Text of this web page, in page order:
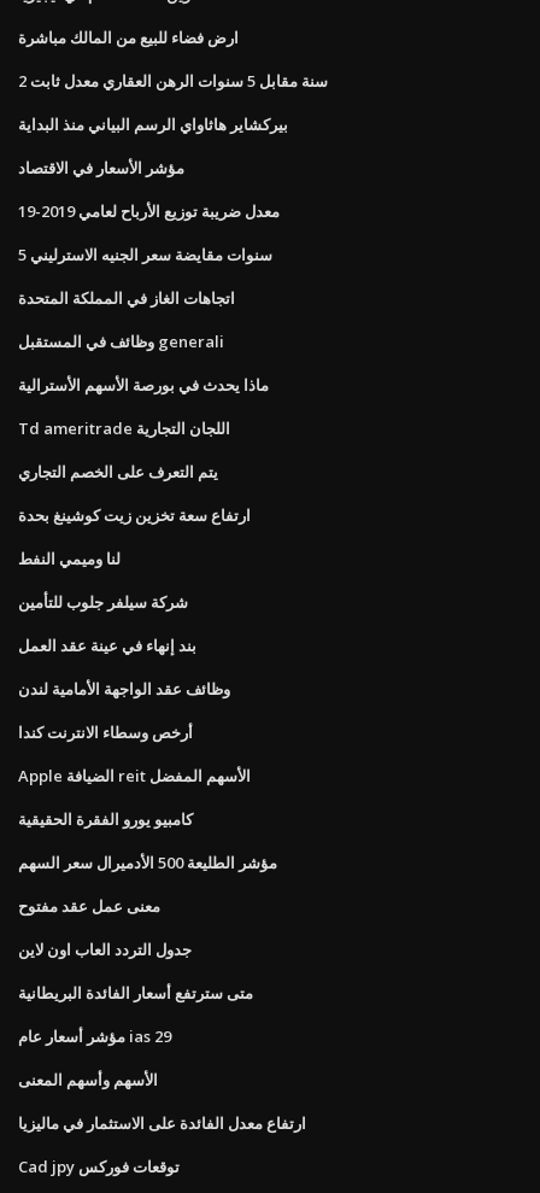
ارض فضاء للبيع من المالك مباشرة
2 سنة مقابل 5 سنوات الرهن العقاري معدل ثابت
بيركشاير هاثاواي الرسم البياني منذ البداية
مؤشر الأسعار في الاقتصاد
معدل ضريبة توزيع الأرباح لعامي 2019-19
5 سنوات مقايضة سعر الجنيه الاسترليني
اتجاهات الغاز في المملكة المتحدة
وظائف في المستقبل generali
ماذا يحدث في بورصة الأسهم الأسترالية
Td ameritrade اللجان التجارية
يتم التعرف على الخصم التجاري
ارتفاع سعة تخزين زيت كوشينغ بحدة
لنا وميمي النفط
شركة سيلفر جلوب للتأمين
بند إنهاء في عينة عقد العمل
وظائف عقد الواجهة الأمامية لندن
أرخص وسطاء الانترنت كندا
Apple الضيافة reit الأسهم المفضل
كامبيو يورو الفقرة الحقيقية
مؤشر الطليعة 500 الأدميرال سعر السهم
معنى عمل عقد مفتوح
جدول التردد العاب اون لاين
متى سترتفع أسعار الفائدة البريطانية
مؤشر أسعار عام ias 29
الأسهم وأسهم المعنى
ارتفاع معدل الفائدة على الاستثمار في ماليزيا
Cad jpy توقعات فوركس